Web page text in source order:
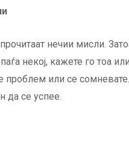
нечии мисли.
некој, кажете го тоа
проблем или се
да се успее.